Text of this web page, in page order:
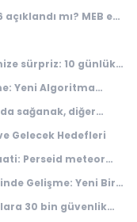
mı? MEB e-
sürpriz: 10 günlük
Yeni Algoritma
sağanak, diğer
Gelecek Hedefleri
Perseid meteor
Gelişme: Yeni Bir
30 bin güvenlik